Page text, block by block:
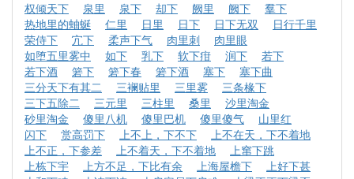
权倾天下
泉里 泉下 却下 阙里 阙下
羣下
热地里的蚰蜒
仁里 日里 日下 日下无双
日行千里
荣侍下
宂下 柔声下气 肉里刺
肉里眼
如堕五里雾中
如下 乳下 软下疳 润下
若下
若下酒
箬下 箬下春 箬下酒 塞下
塞下曲
三分天下有其二
三襕贴里 三里雾
三条椽下
三下五除二
三元里 三柱里 桑里
沙里淘金
砂里淘金
傻里八机 傻里巴机 傻里傻气
山里红
闪下
赏高罚下 上不上，下不下
上不在天，下不着地
上不正，下参差
上不着天，下不着地
上窜下跳
上栋下宇
上方不足，下比有余 上海屋檐下
上好下甚